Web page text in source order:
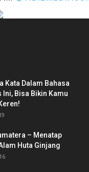
Kata Dalam Bahasa
Ini, Bisa Bikin Kamu
– Menatap
Huta Ginjang